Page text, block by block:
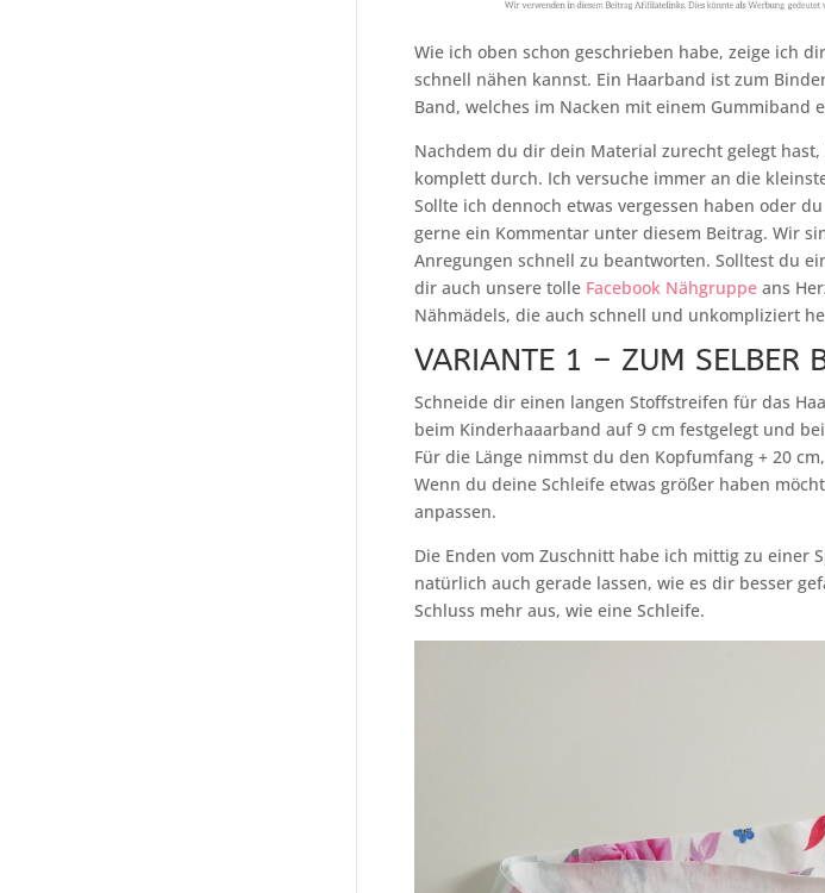
Wie ich oben schon geschrieben habe, zeige ich
schnell nähen kannst. Ein Haarband ist zum
Band, welches im Nacken mit einem Gummiband
Nachdem du dir dein Material zurecht gelegt
komplett durch. Ich versuche immer an die
Sollte ich dennoch etwas vergessen haben oder
gerne ein Kommentar unter diesem Beitrag. Wir
Anregungen schnell zu beantworten. Solltest du
dir auch unsere tolle Facebook Nähgruppe ans
Nähmädels, die auch schnell und unkompliziert
VARIANTE 1 – ZUM SELBER
Schneide dir einen langen Stoffstreifen für das
beim Kinderhaaarband auf 9 cm festgelegt und
Für die Länge nimmst du den Kopfumfang + 20
Wenn du deine Schleife etwas größer haben
anpassen.
Die Enden vom Zuschnitt habe ich mittig zu einer
natürlich auch gerade lassen, wie es dir besser
Schluss mehr aus, wie eine Schleife.